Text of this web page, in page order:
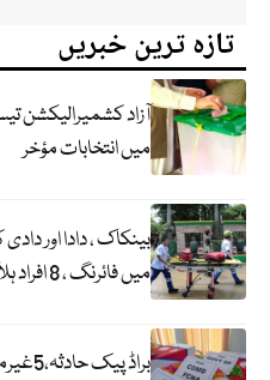
تازہ ترین خبریں
آزاد کشمیرالیکشن
میں انتخابات مؤخر
بینکاک ، دادا اور
میں فائرنگ ، 8 افراد ہلاک ، 14 زخمی
براڈ